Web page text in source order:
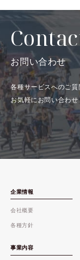
お問い合わせ
各種サービスへのご
お気軽にお問い合わせ
企業情報
会社概要
各種方針
事業内容